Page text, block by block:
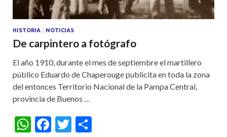
HISTORIA / NOTICIAS
De carpintero a fotógrafo
El año 1910, durante el mes de septiembre el martillero
público Eduardo de Chaperouge publicita en toda la zona
del entonces Territorio Nacional de la Pampa Central,
provincia de Buenos …
W F
T